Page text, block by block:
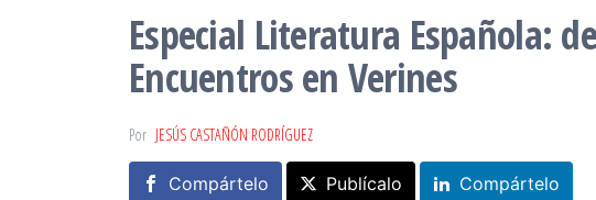
Especial Literatura Española:
Encuentros en Verines
Por JESÚS CASTAÑÓN RODRÍGUEZ
Compártelo Publícalo Compártelo